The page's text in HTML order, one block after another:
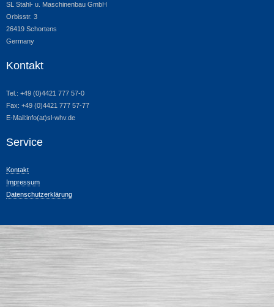
SL Stahl- u. Maschinenbau GmbH
Orbisstr. 3
26419 Schortens
Germany
Kontakt
Tel.: +49 (0)4421 777 57-0
Fax: +49 (0)4421 777 57-77
E-Mail:info(at)sl-whv.de
Service
Kontakt
Impressum
Datenschutzerklärung